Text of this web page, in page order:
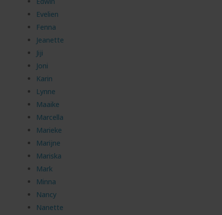
Evelien
Fenna
Jeanette
Jiji
Joni
Karin
Lynne
Maaike
Marcella
Marieke
Marijne
Mariska
Mark
Minna
Nancy
Nanette